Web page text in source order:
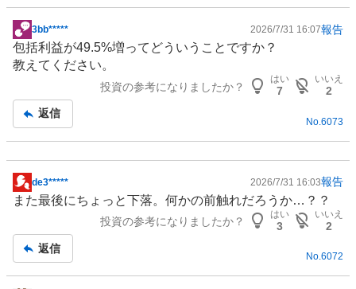
掲
示
板
3bb***** 2026/7/31 16:07報告
包括利益が49.5%増ってどういうことですか？
教えてください。
投資の参考になりましたか？
はい
7
いいえ
2
返信
No. 6073
掲
示
事
de3***** 2026/7/31 16:03報告
また最後にちょっと下落。何かの前触れだろうか…？？
投資の参考になりましたか？
はい
3
いいえ
2
返信
No.6072